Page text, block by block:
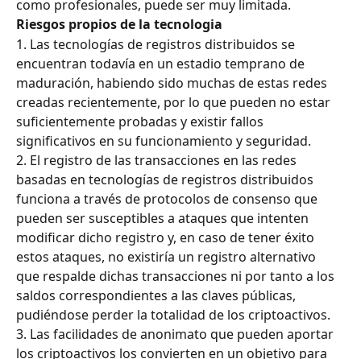
como profesionales, puede ser muy limitada.
Riesgos propios de la tecnologia
1. Las tecnologías de registros distribuidos se
encuentran todavía en un estadio temprano de
maduración, habiendo sido muchas de estas redes
creadas recientemente, por lo que pueden no estar
suficientemente probadas y existir fallos
significativos en su funcionamiento y seguridad.
2. El registro de las transacciones en las redes
basadas en tecnologías de registros distribuidos
funciona a través de protocolos de consenso que
pueden ser susceptibles a ataques que intenten
modificar dicho registro y, en caso de tener éxito
estos ataques, no existiría un registro alternativo
que respalde dichas transacciones ni por tanto a los
saldos correspondientes a las claves públicas,
pudiéndose perder la totalidad de los criptoactivos.
3. Las facilidades de anonimato que pueden aportar
los criptoactivos los convierten en un objetivo para